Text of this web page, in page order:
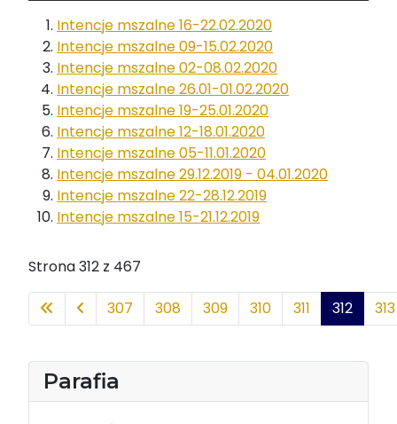
Parafia
Intencje mszalne 16-22.02.2020
Intencje mszalne 09-15.02.2020
Intencje mszalne 02-08.02.2020
Intencje mszalne 26.01-01.02.2020
Intencje mszalne 19-25.01.2020
Intencje mszalne 12-18.01.2020
Intencje mszalne 05-11.01.2020
Intencje mszalne 29.12.2019 - 04.01.2020
Intencje mszalne 22-28.12.2019
Intencje mszalne 15-21.12.2019
Strona 312 z 467
307 308 309 310 311 312 313